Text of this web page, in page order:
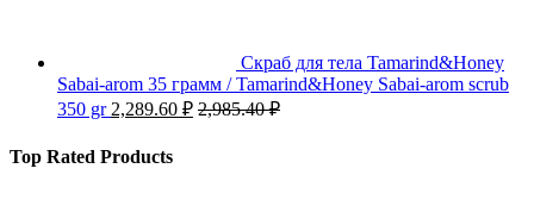
Скраб для тела Tamarind&Honey
Sabai-arom 35 грамм / Tamarind&Honey Sabai-arom scrub
350 gr 2,289.60 ₽ 2,985.40₽
Top Rated Products